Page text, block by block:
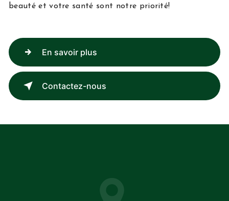
beauté et votre santé sont notre priorité!
En savoir plus
Contactez-nous